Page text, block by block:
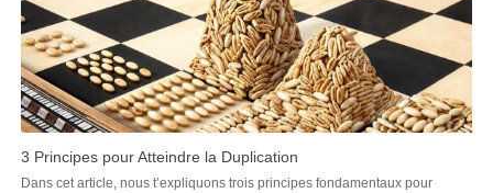
3 Principes pour Atteindre la Duplication
Dans cet article, nous t’expliquons trois principes fondamentaux pour